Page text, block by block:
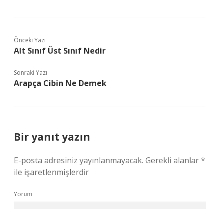
Önceki Yazı
Alt Sınıf Üst Sınıf Nedir
Sonraki Yazı
Arapça Cibin Ne Demek
Bir yanıt yazın
E-posta adresiniz yayınlanmayacak. Gerekli alanlar*
ile işaretlenmişlerdir
Yorum